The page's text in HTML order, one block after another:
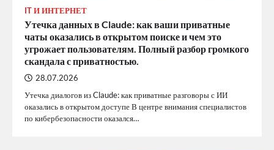
IT И ИНТЕРНЕТ
Утечка данных в Claude: как ваши приватные
чаты оказались в открытом поиске и чем это
угрожает пользователям. Полный разбор громкого
скандала с приватностью.
28.07.2026
Утечка диалогов из Claude: как приватные разговоры с ИИ
оказались в открытом доступе В центре внимания специалистов
по кибербезопасности оказался…